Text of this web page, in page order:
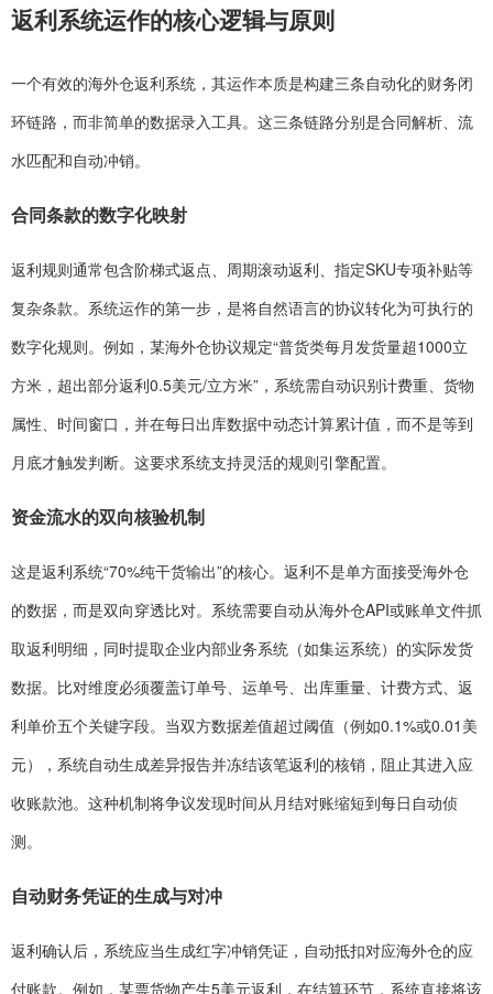
返利系统运作的核心逻辑与原则
一个有效的海外仓返利系统，其运作本质是构建三条自动化的财务闭
环链路，而非简单的数据录入工具。这三条链路分别是合同解析、流
水匹配和自动冲销。
合同条款的数字化映射
返利规则通常包含阶梯式返点、周期滚动返利、指定SKU专项补贴等
复杂条款。系统运作的第一步，是将自然语言的协议转化为可执行的
数字化规则。例如，某海外仓协议规定“普货类每月发货量超1000立
方米，超出部分返利0.5美元/立方米”，系统需自动识别计费重、货物
属性、时间窗口，并在每日出库数据中动态计算累计值，而不是等到
月底才触发判断。这要求系统支持灵活的规则引擎配置。
资金流水的双向核验机制
这是返利系统“70%纯干货输出”的核心。返利不是单方面接受海外仓
的数据，而是双向穿透比对。系统需要自动从海外仓API或账单文件抓
取返利明细，同时提取企业内部业务系统（如集运系统）的实际发货
数据。比对维度必须覆盖订单号、运单号、出库重量、计费方式、返
利单价五个关键字段。当双方数据差值超过阈值（例如0.1%或0.01美
元），系统自动生成差异报告并冻结该笔返利的核销，阻止其进入应
收账款池。这种机制将争议发现时间从月结对账缩短到每日自动侦
测。
自动财务凭证的生成与对冲
返利确认后，系统应当生成红字冲销凭证，自动抵扣对应海外仓的应
付账款。例如，某票货物产生5美元返利，在结算环节，系统直接将该